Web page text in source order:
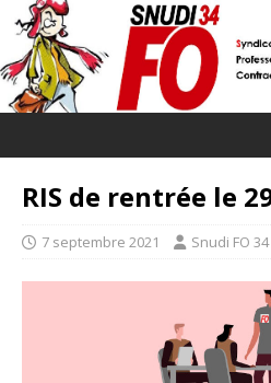
RIS de rentrée le
7 septembre 2021 Snudi FO 34